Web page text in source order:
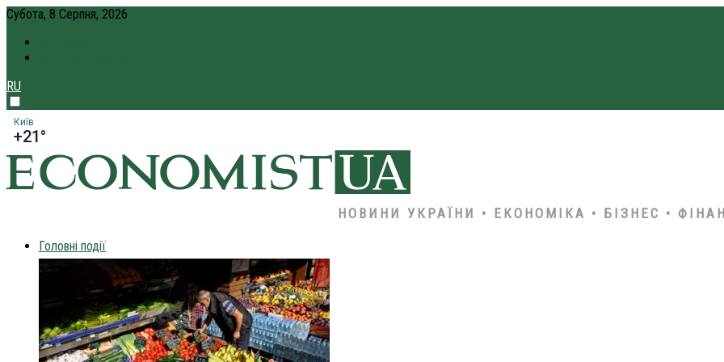
Субота, 8 Серпня, 2026
RU
Київ
+21°
НОВИНИ УКРАЇНИ • ЕКОНОМІКА • БІЗНЕС •
Головні події